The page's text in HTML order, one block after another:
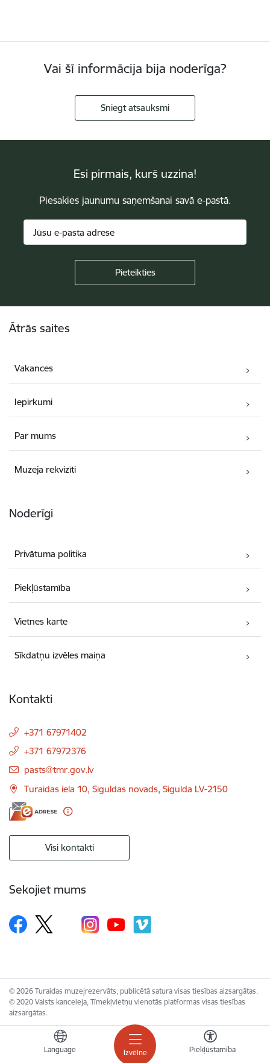
Izvēlne
Language Piekļūstamība
Vai šī informācija bija noderīga?
Sniegt atsauksmi
Esi pirmais, kurš uzzina!
Piesakies jaunumu saņemšanai savā e-pastā.
Ātrās saites
Vakances
Iepirkumi
Par mums
Muzeja rekvizīti
Noderīgi
Privātuma politika
Piekļūstamība
Vietnes karte
Sīkdatņu izvēles maiņa
Kontakti
+371 67971402
+371 67972376
E-pasts:
pasts@tmr.gov.lv
Turaidas iela 10, Siguldas novads, Sigulda LV-2150
Visi kontakti
Sekojiet mums
© 2026 Turaidas muzejrezervāts, publicētā satura visas tiesības aizsargātas.
© 2020 Valsts kanceleja, Tīmekļvietņu vienotās platformas visas tiesības
aizsargātas.